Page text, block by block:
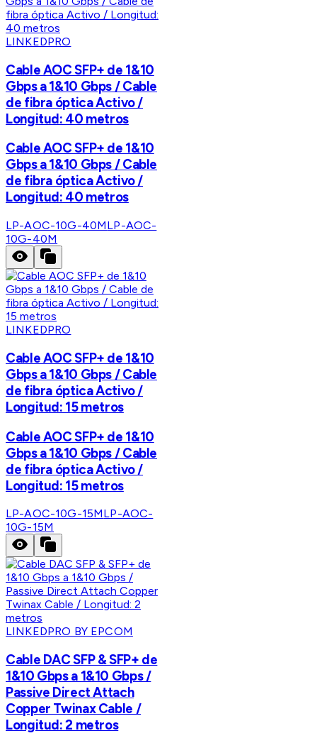
LINKEDPRO
Cable AOC SFP+ de 1&10
Gbps a 1&10 Gbps / Cable
de fibra óptica Activo /
Longitud: 40 metros
Cable AOC SFP+ de 1&10
Gbps a 1&10 Gbps / Cable
de fibra óptica Activo /
Longitud: 40 metros
LP-AOC-10G-40MLP-AOC-
10G-40M
LINKEDPRO
Cable AOC SFP+ de 1&10
Gbps a 1&10 Gbps / Cable
de fibra óptica Activo /
Longitud: 15 metros
Cable AOC SFP+ de 1&10
Gbps a 1&10 Gbps / Cable
de fibra óptica Activo /
Longitud: 15 metros
LP-AOC-10G-15MLP-AOC-
10G-15M
LINKEDPRO BY EPCOM
Cable DAC SFP & SFP+ de
1&10 Gbps a 1&10 Gbps /
Passive Direct Attach
Copper Twinax Cable /
Longitud: 2 metros